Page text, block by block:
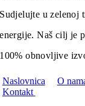
Sudjelujte u zelenoj
energije. Naš cilj je
100% obnovljive
Naslovnica O
Kontakt